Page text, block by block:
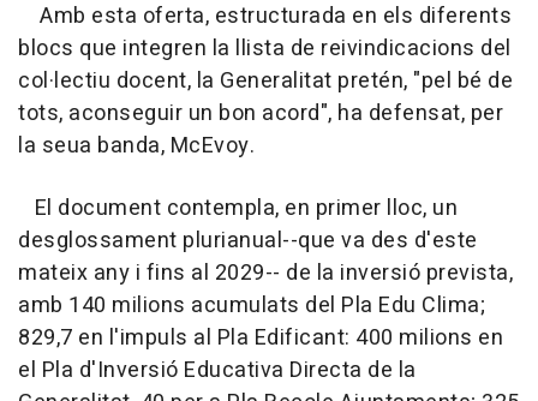
Amb esta oferta, estructurada en els diferents
blocs que integren la llista de reivindicacions del
col·lectiu docent, la Generalitat pretén, "pel bé de
tots, aconseguir un bon acord", ha defensat, per
la seua banda, McEvoy.
El document contempla, en primer lloc, un
desglossament plurianual--que va des d'este
mateix any i fins al 2029-- de la inversió prevista,
amb 140 milions acumulats del Pla Edu Clima;
829,7 en l'impuls al Pla Edificant: 400 milions en
el Pla d'Inversió Educativa Directa de la